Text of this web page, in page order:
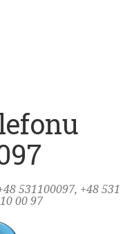
531100097, +48 531
00 97